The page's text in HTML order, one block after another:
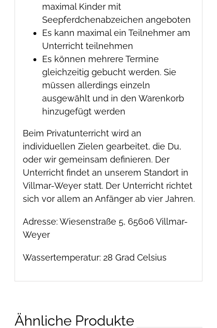
maximal Kinder mit
Seepferdchenabzeichen angeboten
Es kann maximal ein Teilnehmer am
Unterricht teilnehmen
Es können mehrere Termine
gleichzeitig gebucht werden. Sie
müssen allerdings einzeln
ausgewählt und in den Warenkorb
hinzugefügt werden
Beim Privatunterricht wird an
individuellen Zielen gearbeitet, die Du,
oder wir gemeinsam definieren. Der
Unterricht findet an unserem Standort in
Villmar-Weyer statt. Der Unterricht richtet
sich vor allem an Anfänger ab vier Jahren.
Adresse: Wiesenstraße 5, 65606 Villmar-
Weyer
Wassertemperatur: 28 Grad Celsius
Ähnliche Produkte